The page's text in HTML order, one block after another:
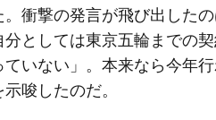
。衝撃の発言が飛び出した
分としては東京五輪までの
ていない」。本来なら今年
唆したのだ。